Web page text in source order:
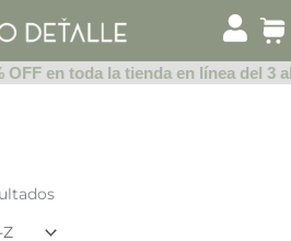
en toda la tienda en línea del